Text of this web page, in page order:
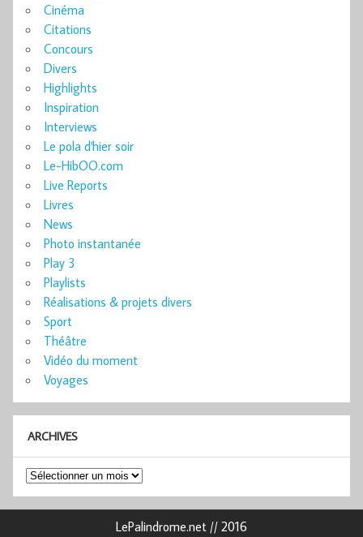
Cinéma
Citations
Concours
Divers
Highlights
Inspiration
Interviews
Le pola d'hier soir
Le-HibOO.com
Live Reports
Livres
News
Photo instantanée
Play 3
Playlists
Réalisations & projets divers
Sport
Théâtre
Vidéo du moment
Voyages
ARCHIVES
Archives
LePalindrome.net // 2016